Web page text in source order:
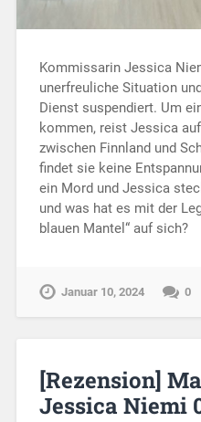
Kommissarin Jessica
unerfreuliche Situation
Dienst suspendiert. Um
kommen, reist Jessica
zwischen Finnland und
findet sie keine
ein Mord und Jessica
und was hat es mit der
blauen Mantel“ auf sich?
Januar 10, 2024 0
[Rezension]
Jessica Niemi